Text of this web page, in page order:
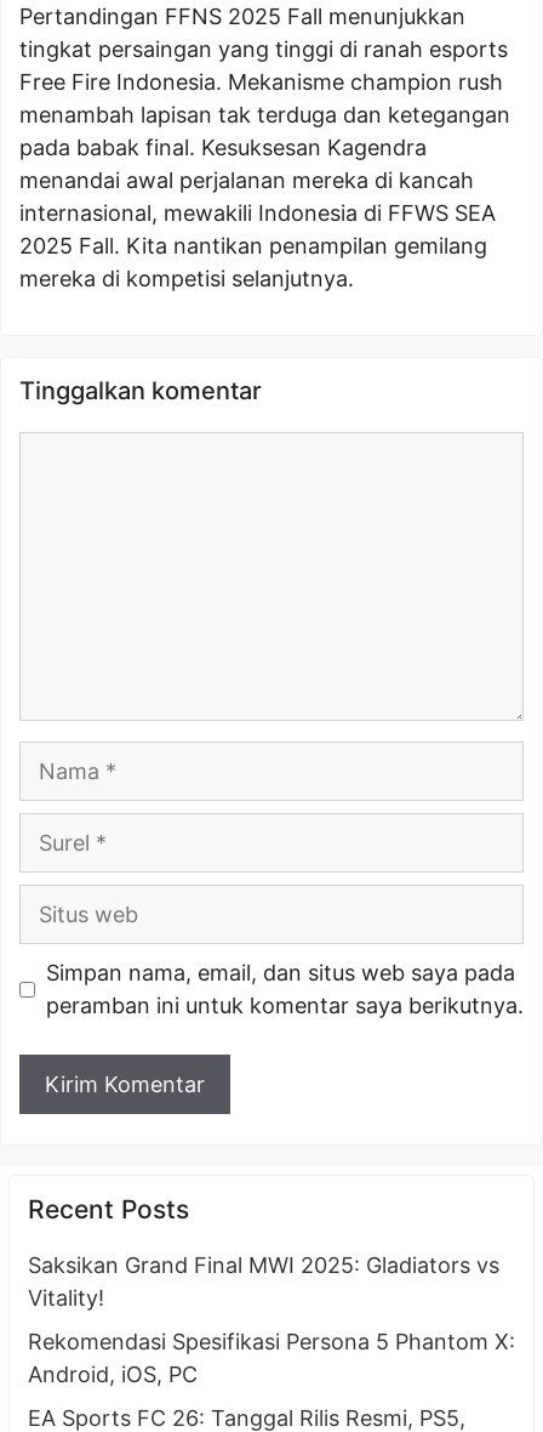
Pertandingan FFNS 2025 Fall menunjukkan
tingkat persaingan yang tinggi di ranah esports
Free Fire Indonesia. Mekanisme champion rush
menambah lapisan tak terduga dan ketegangan
pada babak final. Kesuksesan Kagendra
menandai awal perjalanan mereka di kancah
internasional, mewakili Indonesia di FFWS SEA
2025 Fall. Kita nantikan penampilan gemilang
mereka di kompetisi selanjutnya.
Tinggalkan komentar
Surel
Situs
Simpan nama, email, dan situs web saya pada
peramban ini untuk komentar saya berikutnya.
Recent Posts
Saksikan Grand Final MWI 2025: Gladiators vs
Vitality!
Rekomendasi Spesifikasi Persona 5 Phantom X:
Android, iOS, PC
EA Sports FC 26: Tanggal Rilis Resmi, PS5,